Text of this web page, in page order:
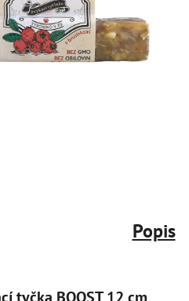
Popis
tyčka BOOST 12 cm